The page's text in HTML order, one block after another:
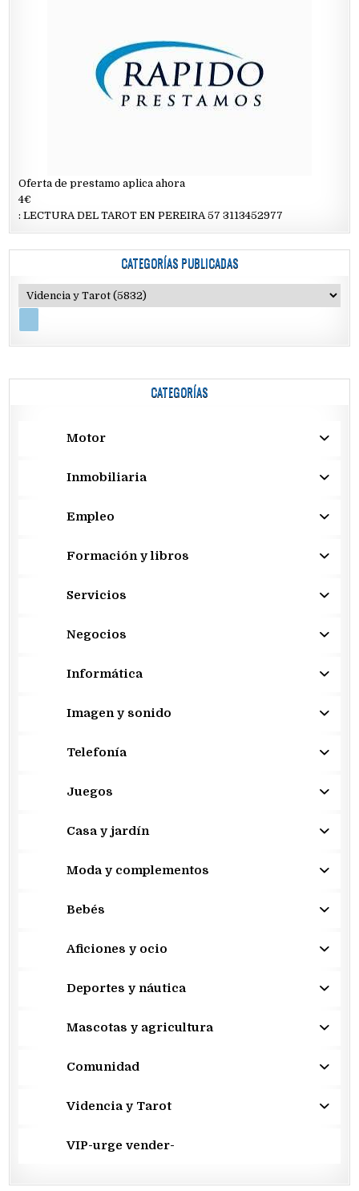
Oferta de prestamo aplica ahora
4€
: LECTURA DEL TAROT EN PEREIRA 57 3113452977
CATEGORÍAS PUBLICADAS
CATEGORÍAS
Motor
Inmobiliaria
Empleo
Formación y libros
Servicios
Negocios
Informática
Imagen y sonido
Telefonía
Juegos
Casa y jardín
Moda y complementos
Bebés
Aficiones y ocio
Deportes y náutica
Mascotas y agricultura
Comunidad
Videncia y Tarot
VIP-urge vender-